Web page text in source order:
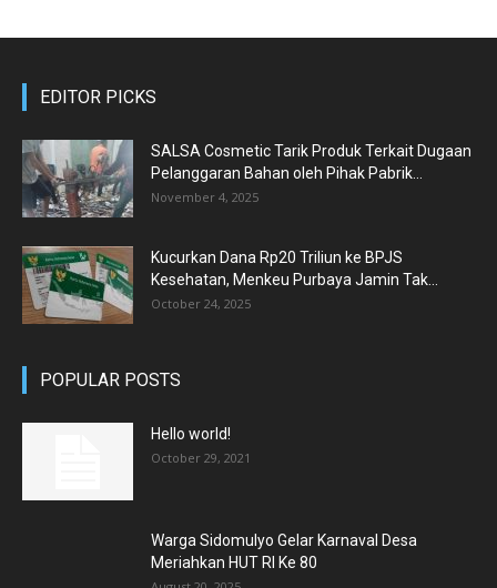
EDITOR PICKS
SALSA Cosmetic Tarik Produk Terkait Dugaan
Pelanggaran Bahan oleh Pihak Pabrik...
November 4, 2025
Kucurkan Dana Rp20 Triliun ke BPJS
Kesehatan, Menkeu Purbaya Jamin Tak...
October 24, 2025
POPULAR POSTS
Hello world!
October 29, 2021
Warga Sidomulyo Gelar Karnaval Desa
Meriahkan HUT RI Ke 80